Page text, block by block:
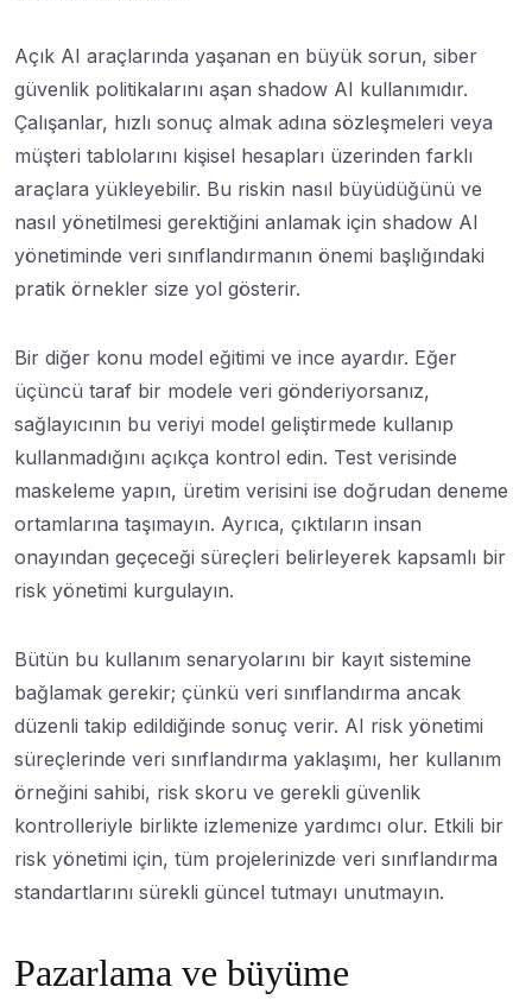
Açık AI araçlarında yaşanan en büyük sorun, siber
güvenlik politikalarını aşan shadow AI kullanımıdır.
Çalışanlar, hızlı sonuç almak adına sözleşmeleri veya
müşteri tablolarını kişisel hesapları üzerinden farklı
araçlara yükleyebilir. Bu riskin nasıl büyüdüğünü ve
nasıl yönetilmesi gerektiğini anlamak için shadow AI
yönetiminde veri sınıflandırmanın önemi başlığındaki
pratik örnekler size yol gösterir.
Bir diğer konu model eğitimi ve ince ayardır. Eğer
üçüncü taraf bir modele veri gönderiyorsanız,
sağlayıcının bu veriyi model geliştirmede kullanıp
kullanmadığını açıkça kontrol edin. Test verisinde
maskeleme yapın, üretim verisini ise doğrudan deneme
ortamlarına taşımayın. Ayrıca, çıktıların insan
onayından geçeceği süreçleri belirleyerek kapsamlı bir
risk yönetimi kurgulayın.
Bütün bu kullanım senaryolarını bir kayıt sistemine
bağlamak gerekir; çünkü veri sınıflandırma ancak
düzenli takip edildiğinde sonuç verir. AI risk yönetimi
süreçlerinde veri sınıflandırma yaklaşımı, her kullanım
örneğini sahibi, risk skoru ve gerekli güvenlik
kontrolleriyle birlikte izlemenize yardımcı olur. Etkili bir
risk yönetimi için, tüm projelerinizde veri sınıflandırma
standartlarını sürekli güncel tutmayı unutmayın.
Pazarlama ve büyüme